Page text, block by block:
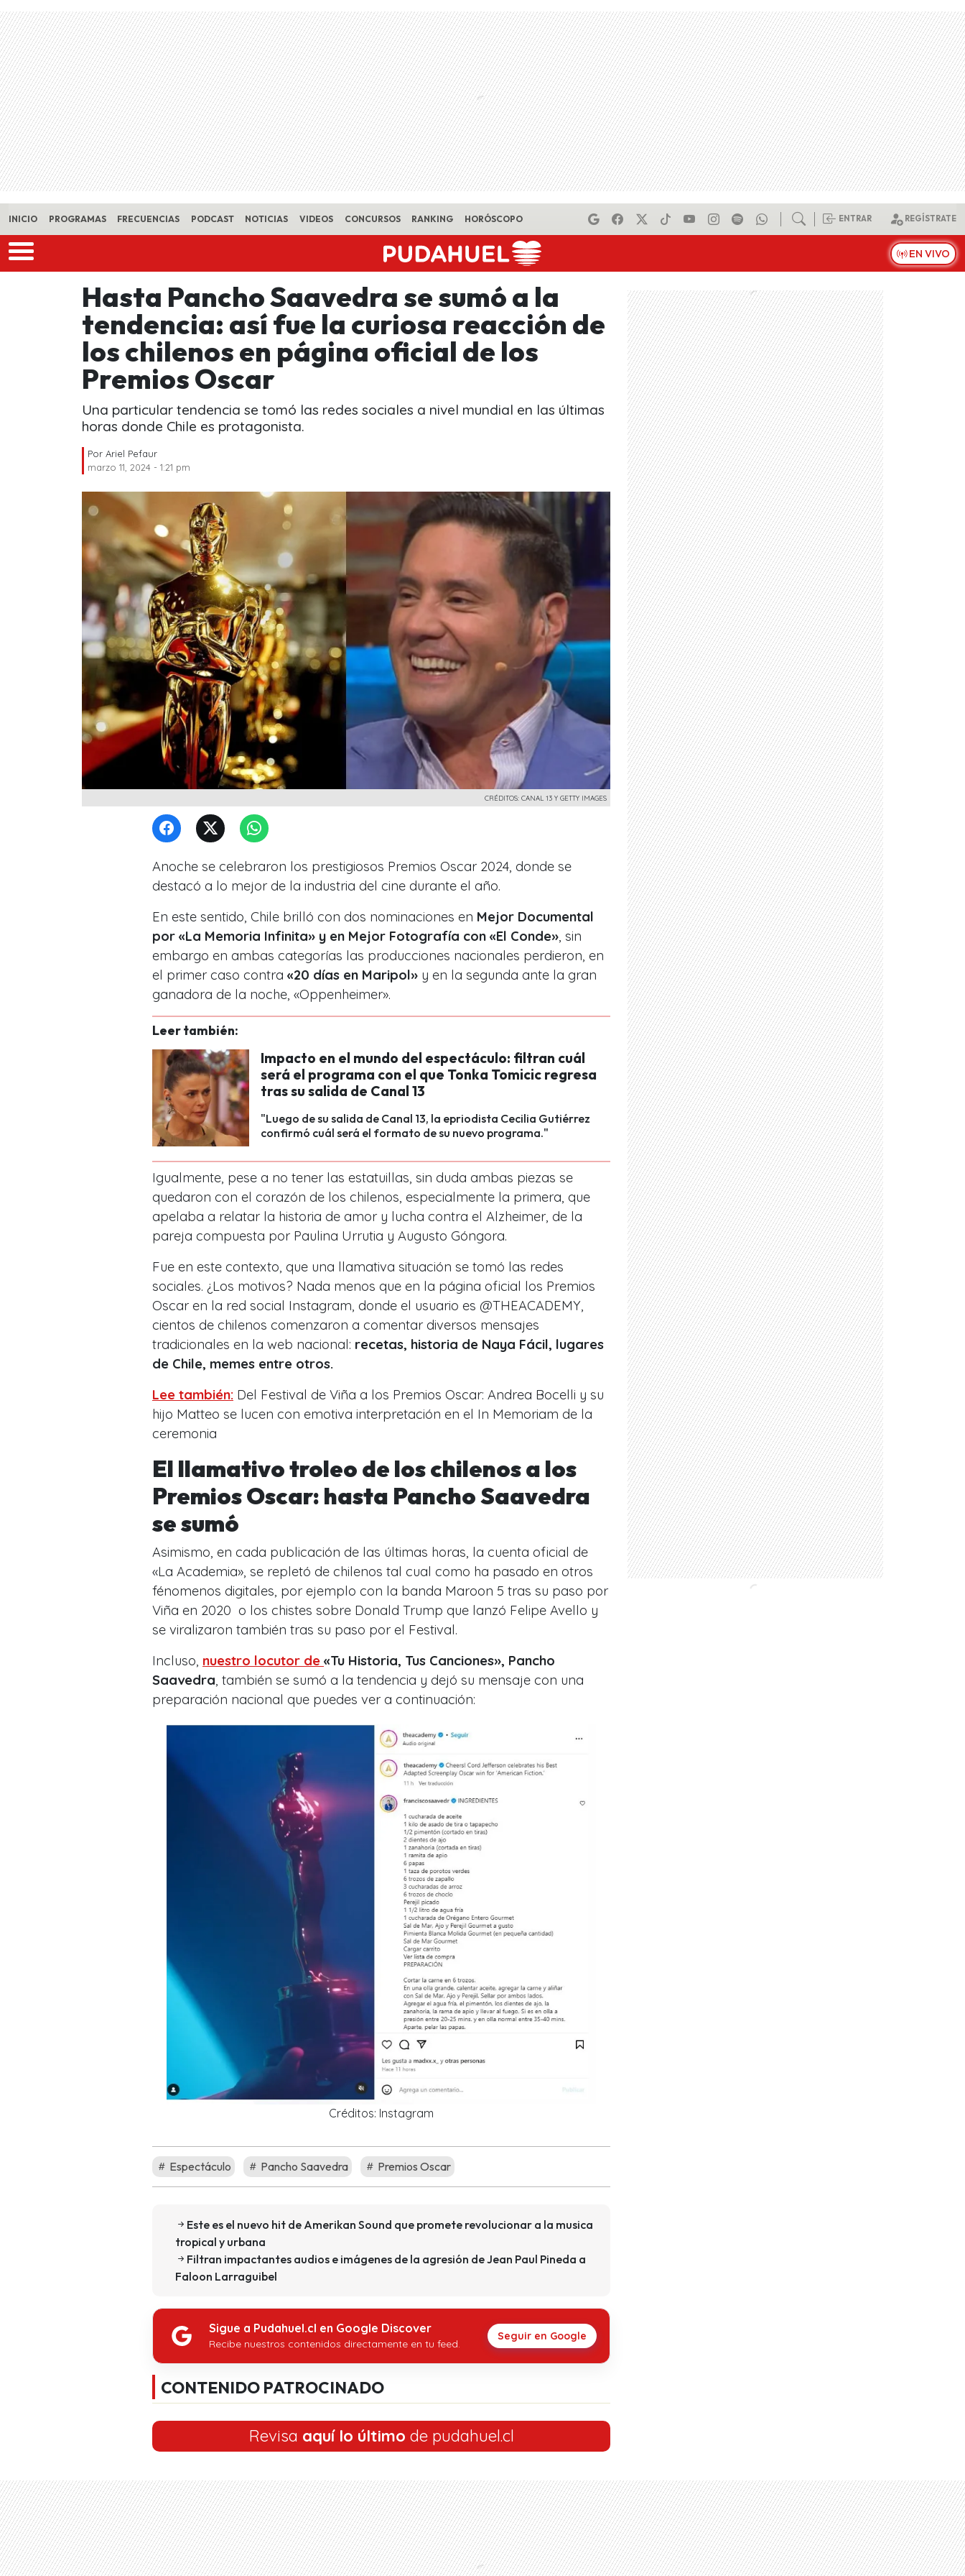
Skip to main content
INICIO PROGRAMAS FRECUENCIAS PODCAST NOTICIAS VIDEOS CONCURSOS RANKING HORÓSCOPO ENTRAR REGÍSTRATE
EN VIVO
Hasta Pancho Saavedra se sumó a la
tendencia: así fue la curiosa reacción de
los chilenos en página oficial de los
Premios Oscar
Una particular tendencia se tomó las redes sociales a nivel mundial en las últimas
horas donde Chile es protagonista.
Por Ariel Pefaur
marzo 11, 2024 - 1:21 pm
CRÉDITOS: CANAL 13 Y GETTY IMAGES
Anoche se celebraron los prestigiosos Premios Oscar 2024, donde se
destacó a lo mejor de la industria del cine durante el año.
En este sentido, Chile brilló con dos nominaciones en Mejor Documental
por «La Memoria Infinita» y en Mejor Fotografía con «El Conde» , sin
embargo en ambas categorías las producciones nacionales perdieron, en
el primer caso contra «20 días en Maripol» y en la segunda ante la gran
ganadora de la noche, «Oppenheimer».
Leer también:
Impacto en el mundo del espectáculo: filtran cuál
será el programa con el que Tonka Tomicic regresa
tras su salida de Canal 13
"Luego de su salida de Canal 13, la epriodista Cecilia Gutiérrez
confirmó cuál será el formato de su nuevo programa."
Igualmente, pese a no tener las estatuillas, sin duda ambas piezas se
quedaron con el corazón de los chilenos, especialmente la primera, que
apelaba a relatar la historia de amor y lucha contra el Alzheimer, de la
pareja compuesta por Paulina Urrutia y Augusto Góngora.
Fue en este contexto, que una llamativa situación se tomó las redes
sociales. ¿Los motivos? Nada menos que en la página oficial los Premios
Oscar en la red social Instagram, donde el usuario es @THEACADEMY,
cientos de chilenos comenzaron a comentar diversos mensajes
tradicionales en la web nacional: recetas, historia de Naya Fácil, lugares
de Chile, memes entre otros.
Lee también: Del Festival de Viña a los Premios Oscar: Andrea Bocelli y su
hijo Matteo se lucen con emotiva interpretación en el In Memoriam de la
ceremonia
El llamativo troleo de los chilenos a los
Premios Oscar: hasta Pancho Saavedra
se sumó
Asimismo, en cada publicación de las últimas horas, la cuenta oficial de
«La Academia», se repletó de chilenos tal cual como ha pasado en otros
fénomenos digitales, por ejemplo con la banda Maroon 5 tras su paso por
Viña en 2020 o los chistes sobre Donald Trump que lanzó Felipe Avello y
se viralizaron también tras su paso por el Festival.
Incluso, nuestro locutor de «Tu Historia, Tus Canciones», Pancho
Saavedra , también se sumó a la tendencia y dejó su mensaje con una
preparación nacional que puedes ver a continuación:
Créditos: Instagram
Espectáculo Pancho Saavedra Premios Oscar
Este es el nuevo hit de Amerikan Sound que promete revolucionar a la musica
tropical y urbana
Filtran impactantes audios e imágenes de la agresión de Jean Paul Pineda a
Faloon Larraguibel
Sigue a Pudahuel.cl en Google Discover
Recibe nuestros contenidos directamente en tu feed.
Seguir en Google
CONTENIDO PATROCINADO
Revisa aquí lo último de pudahuel.cl